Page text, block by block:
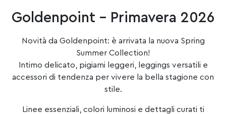
Goldenpoint – Primavera 2026
Novità da Goldenpoint: è arrivata la nuova Spring
Summer Collection!
Intimo delicato, pigiami leggeri, leggings versatili e
accessori di tendenza per vivere la bella stagione con
stile.
Linee essenziali, colori luminosi e dettagli curati ti